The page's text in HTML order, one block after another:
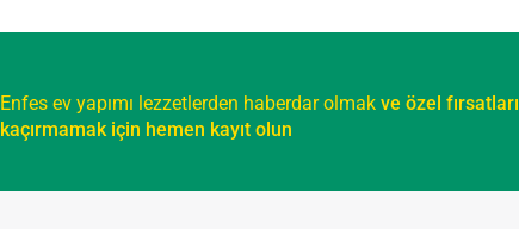
Enfes ev yapımı lezzetlerden haberdar olmakve özel fırsatları
kaçırmamak için hemen kayıt olun